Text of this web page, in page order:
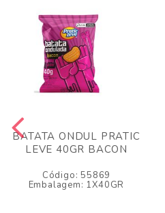
BATATA ONDUL PRATIC
LEVE 40GR BACON
Código: 55869
Embalagem: 1X40GR